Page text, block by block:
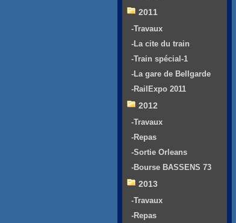
2011
-Travaux
-La cite du train
-Train spécial-1
-La gare de Bellgarde
-RailExpo 2011
2012
-Travaux
-Repas
-Sortie Orleans
-Bourse BASSENS 73
2013
-Travaux
-Repas